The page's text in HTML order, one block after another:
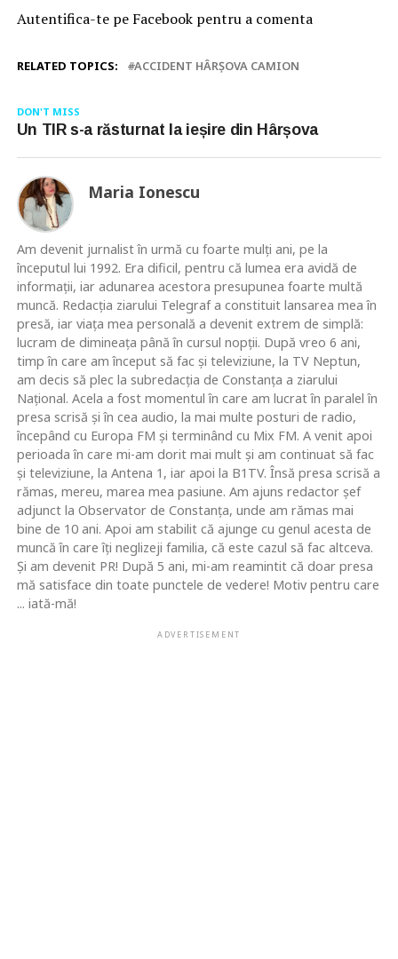
Autentifica-te pe Facebook pentru a comenta
RELATED TOPICS: ACCIDENT HÂRȘOVA CAMION
DON'T MISS
Un TIR s-a răsturnat la ieșire din Hârșova
Maria Ionescu
Am devenit jurnalist în urmă cu foarte mulţi ani, pe la
începutul lui 1992. Era dificil, pentru că lumea era avidă de
informaţii, iar adunarea acestora presupunea foarte multă
muncă. Redacţia ziarului Telegraf a constituit lansarea mea în
presă, iar viaţa mea personală a devenit extrem de simplă:
lucram de dimineaţa până în cursul nopţii. După vreo 6 ani,
timp în care am început să fac şi televiziune, la TV Neptun,
am decis să plec la subredacţia de Constanţa a ziarului
Naţional. Acela a fost momentul în care am lucrat în paralel în
presa scrisă şi în cea audio, la mai multe posturi de radio,
începând cu Europa FM şi terminând cu Mix FM. A venit apoi
perioada în care mi-am dorit mai mult şi am continuat să fac
şi televiziune, la Antena 1, iar apoi la B1TV. Însă presa scrisă a
rămas, mereu, marea mea pasiune. Am ajuns redactor şef
adjunct la Observator de Constanţa, unde am rămas mai
bine de 10 ani. Apoi am stabilit că ajunge cu genul acesta de
muncă în care îţi neglizeji familia, că este cazul să fac altceva.
Şi am devenit PR! După 5 ani, mi-am reamintit că doar presa
mă satisface din toate punctele de vedere! Motiv pentru care
... iată-mă!
ADVERTISEMENT